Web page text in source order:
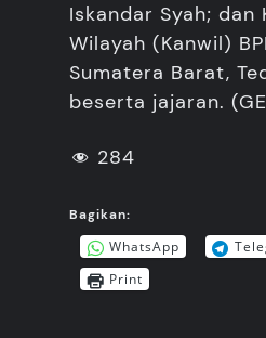
Iskandar Syah; dan
Wilayah (Kanwil)
Sumatera Barat,
beserta jajaran.
284
Bagikan:
WhatsApp
Print